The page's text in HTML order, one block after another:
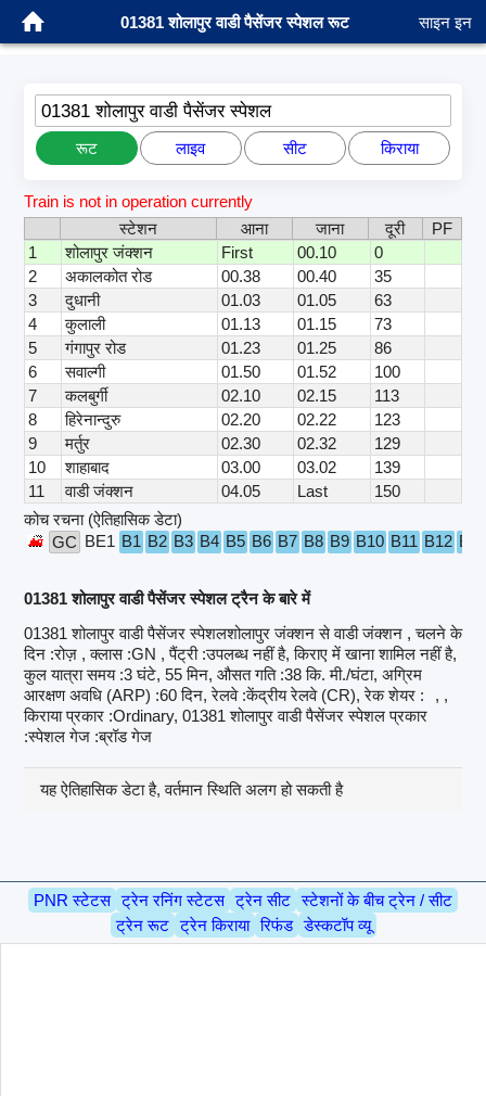
01381 शोलापुर वाडी पैसेंजर स्पेशल रूट साइन इन
01381 शोलापुर वाडी पैसेंजर स्पेशल
रूट लाइव सीट किराया
Train is not in operation currently
स्टेशन
आना जाना दूरी
PF
1
शोलापुर जंक्शन First 00.10
0
2
अकालकोत रोड 00.38 00.40
35
3
दुधानी 01.03 01.05
63
4
कुलाली 01.13 01.15
73
5
गंगापुर रोड 01.23 01.25
86
6
सवाल्गी 01.50 01.52
100
7
कलबुर्गी 02.10 02.15
113
8
हिरेनान्दुरु 02.20 02.22
123
9
मर्तुर 02.30 02.32
129
10
शाहाबाद 03.00 03.02
139
11
वाडी जंक्शन 04.05 Last
150
कोच रचना (ऐतिहासिक डेटा)
GC BE1 B1 B2 B3 B4 B5 B6 B7 B8 B9 B10 B11 B12 B13
01381 शोलापुर वाडी पैसेंजर स्पेशल ट्रैन के बारे में
01381 शोलापुर वाडी पैसेंजर स्पेशलशोलापुर जंक्शन से वाडी जंक्शन , चलने के
दिन :रोज़ , क्लास :GN , पैंट्री :उपलब्ध नहीं है, किराए में खाना शामिल नहीं है,
कुल यात्रा समय :3 घंटे, 55 मिन, औसत गति :38 कि. मी./घंटा, अग्रिम
आरक्षण अवधि (ARP) :60 दिन, रेलवे :केंद्रीय रेलवे (CR), रेक शेयर :
, ,
किराया प्रकार :Ordinary, 01381 शोलापुर वाडी पैसेंजर स्पेशल प्रकार
:स्पेशल गेज :ब्रॉड गेज
यह ऐतिहासिक डेटा है, वर्तमान स्थिति अलग हो सकती है
PNR स्टेटस ट्रेन रनिंग स्टेटस ट्रेन सीट स्टेशनों के बीच ट्रेन / सीट
ट्रेन रूट ट्रेन किराया रिफंड डेस्कटॉप व्यू